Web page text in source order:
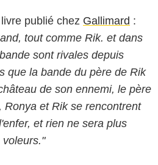
publié chez Gallimard :
tout comme Rik. et dans
sont rivales depuis
que la bande du père de Rik
de son ennemi, le père
Ronya et Rik se rencontrent
et rien ne sera plus